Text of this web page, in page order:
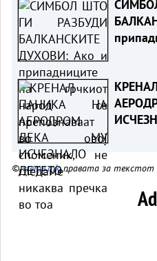
©vreme.mk, правата за текстот